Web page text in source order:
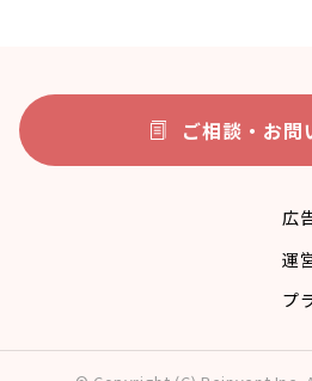
ご相談・お問
広
運
プ